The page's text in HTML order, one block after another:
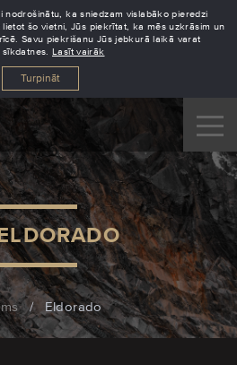
nodrošinātu, ka sniedzam vislabāko pieredzi
šo vietni, Jūs piekrītat, ka mēs uzkrāsim un
Savu piekrišanu Jūs jebkurā laikā varat
Lasīt vairāk
Turpināt
/ Eldorado